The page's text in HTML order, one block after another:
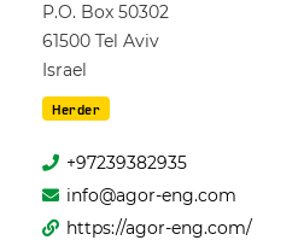
P.O. Box 50302
61500 Tel Aviv
Israel
Herder
+97239382935
info@agor-eng.com
https://agor-eng.com/